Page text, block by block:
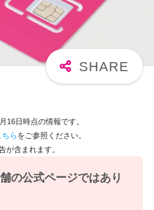
16日時点の情報です。
ちらをご参照ください。
が含まれます。
の公式ページではあり